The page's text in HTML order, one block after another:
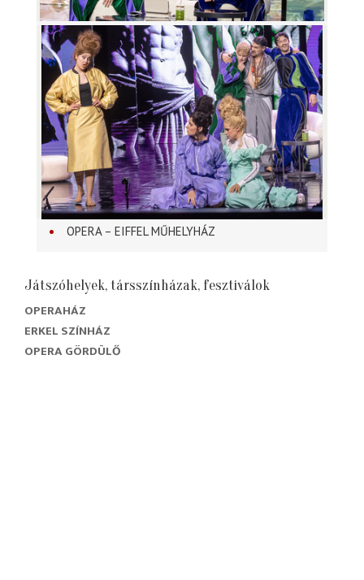
OPERA – EIFFEL MŰHELYHÁZ
Játszóhelyek, társszínházak, fesztiválok
OPERAHÁZ
ERKEL SZÍNHÁZ
OPERA GÖRDÜLŐ